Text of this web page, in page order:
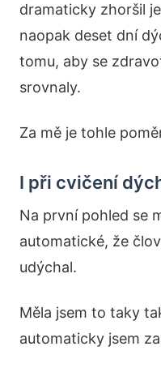
dramaticky zhoršil
naopak deset dní
tomu, aby se
srovnaly.
Za mě je tohle
I při cvičení
Na první pohled se
automatické, že
udýchal.
Měla jsem to taky
automaticky jsem